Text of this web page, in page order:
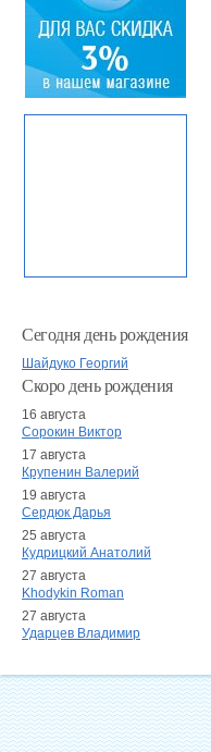
Сегодня день рождения
Шайдуко Георгий
Скоро день рождения
16 августа
Сорокин Виктор
17 августа
Крупенин Валерий
19 августа
Сердюк Дарья
25 августа
Кудрицкий Анатолий
27 августа
Khodykin Roman
27 августа
Ударцев Владимир